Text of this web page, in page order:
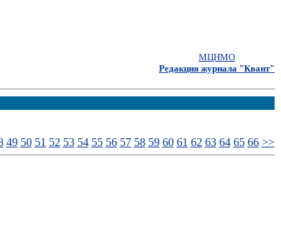
МЦНМО
Редакция журнала "Квант"
49 50 51 52 53 54 55 56 57 58 59 60 61 62 63 64 65 66 >>